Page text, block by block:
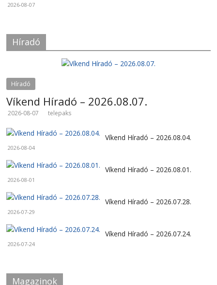
2026-08-07
Híradó
Híradó
Víkend Híradó – 2026.08.07.
2026-08-07 telepaks
Víkend Híradó – 2026.08.04.
2026-08-04
Víkend Híradó – 2026.08.01.
2026-08-01
Víkend Híradó – 2026.07.28.
2026-07-29
Víkend Híradó – 2026.07.24.
2026-07-24
Magazinok